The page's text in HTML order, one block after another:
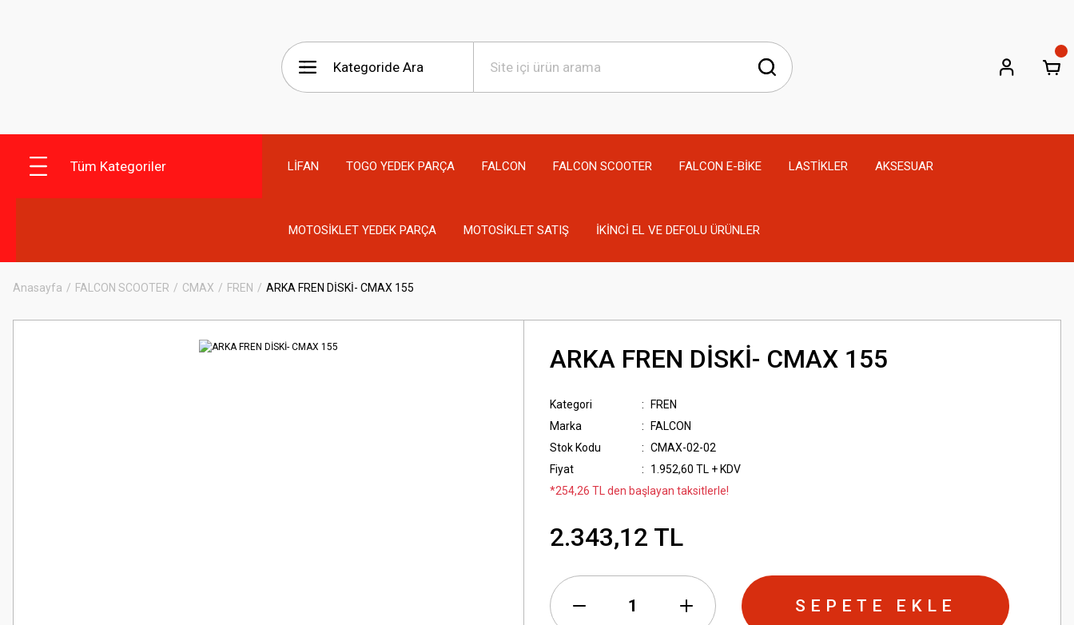
Tüm Kategoriler LİFAN TOGO YEDEK PARÇA FALCON FALCON SCOOTER FALCON E-BİKE LASTİKLER AKSESUAR
MOTOSİKLET YEDEK PARÇA MOTOSİKLET SATIŞ İKİNCİ EL VE DEFOLU ÜRÜNLER
Anasayfa FALCON SCOOTER CMAX FREN ARKA FREN DİSKİ- CMAX 155
ARKA FREN DİSKİ- CMAX 155
Kategori
FREN
Marka
FALCON
Stok Kodu
CMAX-02-02
Fiyat
1.952,60 TL + KDV
*254,26 TL den başlayan taksitlerle!
2.343,12 TL
SEPETE EKLE